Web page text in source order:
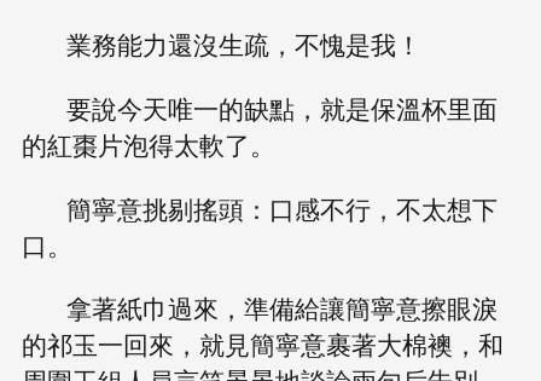
業務能力還沒生疏，不愧是我！
要說今天唯一的缺點，就是保溫杯里面
的紅棗片泡得太軟了。
簡寧意挑剔搖頭：口感不行，不太想下
口。
拿著紙巾過來，準備給讓簡寧意擦眼淚
的祁玉一回來，就見簡寧意裹著大棉襖，和